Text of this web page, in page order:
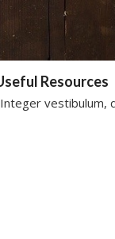
Resources
vestibulum,